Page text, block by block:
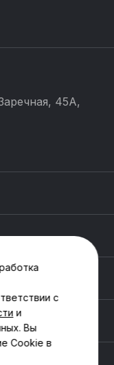
45А,
с
и
Вы
Cookie в